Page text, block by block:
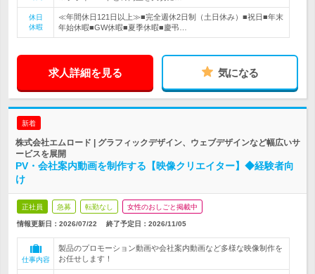
休日
休暇
≪年間休日121日以上≫■完全週休2日制（土日休み）■祝日■年末
年始休暇■GW休暇■夏季休暇■慶弔…
求人詳細を見る 気になる
新着
株式会社エムロード | グラフィックデザイン、ウェブデザインなど幅広いサ
ービスを展開
PV・会社案内動画を制作する【映像クリエイター】◆経験者向
け
正社員 急募 転勤なし 女性のおしごと掲載中
情報更新日：2026/07/22 終了予定日： 2026/11/05
仕事内容
製品のプロモーション動画や会社案内動画など多様な映像制作を
お任せします！